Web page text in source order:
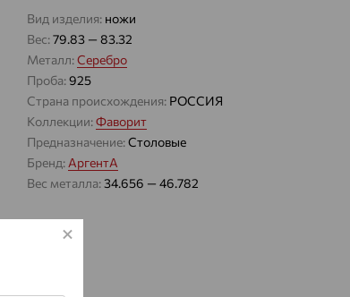
Вид изделия: ножи
Вес:79.83 — 83.32
Металл:Серебро
Проба:925
Страна происхождения: РОССИЯ
Коллекции:Фаворит
Предназначение:Столовые
Бренд: АргентА
Вес металла:34.656 — 46.782